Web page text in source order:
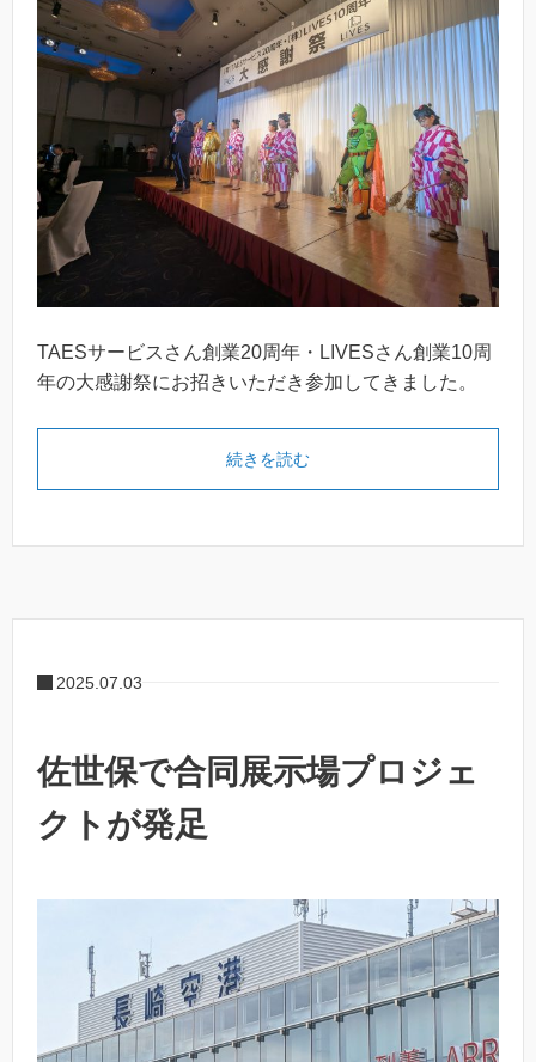
TAESサービスさん創業20周年・LIVESさん創業10周
年の大感謝祭にお招きいただき参加してきました。
続きを読む
2025.07.03
佐世保で合同展示場プロジェ
クトが発足